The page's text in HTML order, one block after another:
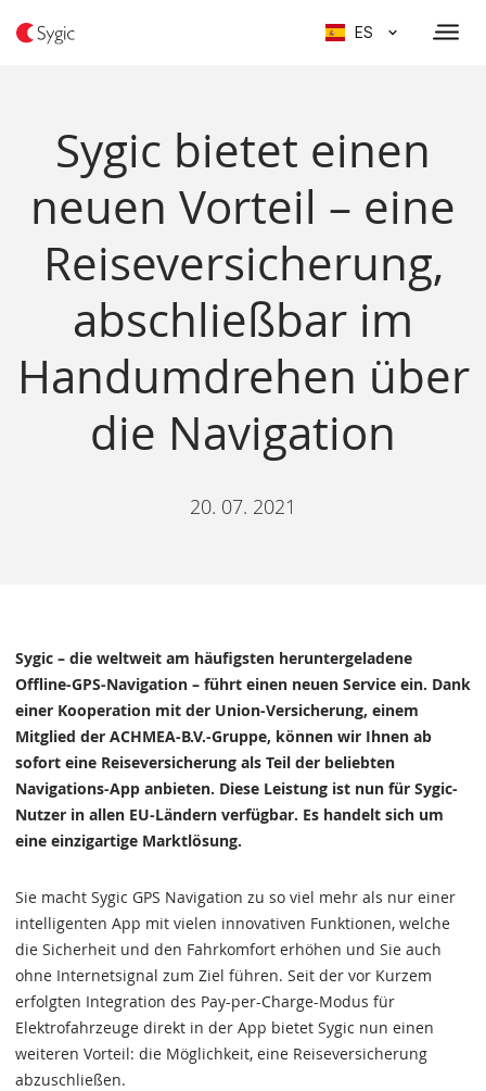
ES
Sygic bietet einen
neuen Vorteil – eine
Reiseversicherung,
abschließbar im
Handumdrehen über
die Navigation
20. 07. 2021
Sygic – die weltweit am häufigsten heruntergeladene
Offline-GPS-Navigation – führt einen neuen Service ein. Dank
einer Kooperation mit der Union-Versicherung, einem
Mitglied der ACHMEA-B.V.-Gruppe, können wir Ihnen ab
sofort eine Reiseversicherung als Teil der beliebten
Navigations-App anbieten. Diese Leistung ist nun für Sygic-
Nutzer in allen EU-Ländern verfügbar. Es handelt sich um
eine einzigartige Marktlösung.
Sie macht Sygic GPS Navigation zu so viel mehr als nur einer
intelligenten App mit vielen innovativen Funktionen, welche
die Sicherheit und den Fahrkomfort erhöhen und Sie auch
ohne Internetsignal zum Ziel führen. Seit der vor Kurzem
erfolgten Integration des Pay-per-Charge-Modus für
Elektrofahrzeuge direkt in der App bietet Sygic nun einen
weiteren Vorteil: die Möglichkeit, eine Reiseversicherung
abzuschließen.